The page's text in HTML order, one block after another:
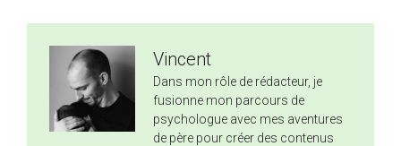
Vincent
Dans mon rôle de rédacteur, je
fusionne mon parcours de
psychologue avec mes aventures
de père pour créer des contenus